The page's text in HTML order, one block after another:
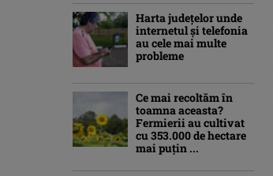
Harta județelor unde
internetul și telefonia
au cele mai multe
probleme
Ce mai recoltăm în
toamna aceasta?
Fermierii au cultivat
cu 353.000 de hectare
mai puțin ...